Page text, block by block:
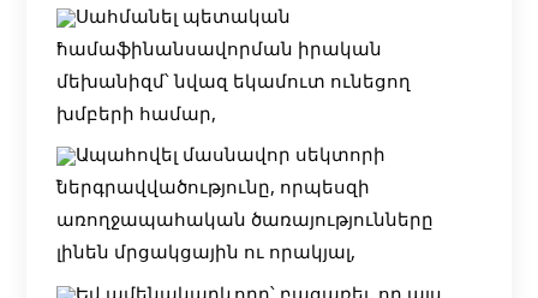
Սահմանել պետական
համաֆինանսավորման իրական
մեխանիզմ՝ նվազ եկամուտ ունեցող
խմբերի համար,
Ապահովել մասնավոր սեկտորի
ներգրավվածությունը, որպեսզի
առողջապահական ծառայությունները
լինեն մրցակցային ու որակյալ,
Եվ ամենակարևորը՝ բացառել, որ այս